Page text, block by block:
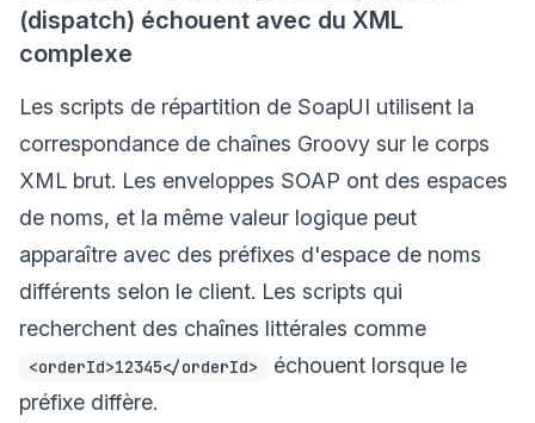
(dispatch) échouent avec du XML
complexe
Les scripts de répartition de SoapUI utilisent la
correspondance de chaînes Groovy sur le corps
XML brut. Les enveloppes SOAP ont des espaces
de noms, et la même valeur logique peut
apparaître avec des préfixes d'espace de noms
différents selon le client. Les scripts qui
recherchent des chaînes littérales comme
<orderId>12345</orderId>
échouent lorsque le
préfixe diffère.